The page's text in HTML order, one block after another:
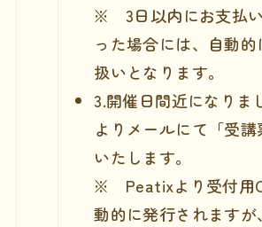
※ 3日以内にお支払
った場合には、自動
扱いとなります。
3.開催日間近になりま
よりメールにて「受講
いたします。
※ Peatixより受付用
動的に発行されます